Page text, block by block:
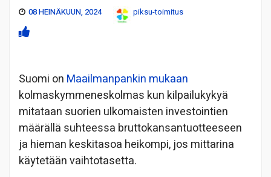
08 HEINÄKUUN, 2024
piksu-toimitus
Suomi on Maailmanpankin mukaan
kolmaskymmeneskolmas kun kilpailukykyä
mitataan suorien ulkomaisten investointien
määrällä suhteessa bruttokansantuotteeseen
ja hieman keskitasoa heikompi, jos mittarina
käytetään vaihtotasetta.